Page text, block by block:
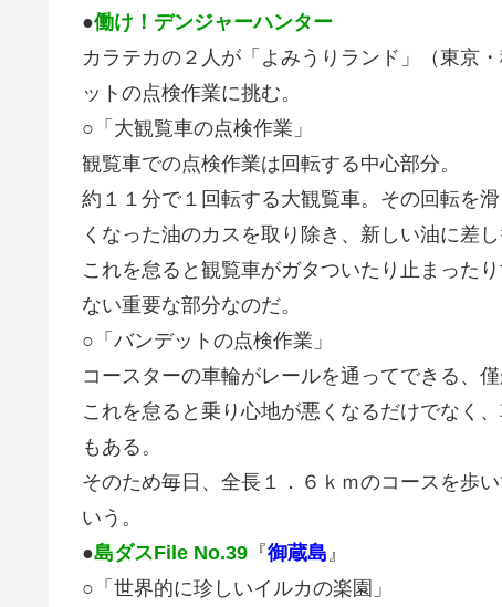
●働け！デンジャーハンター
カラテカの２人が「よみうりランド」（東京
ットの点検作業に挑む。
○「大観覧車の点検作業」
観覧車での点検作業は回転する中心部分。
約１１分で１回転する大観覧車。その回転を
くなった油のカスを取り除き、新しい油に差し
これを怠ると観覧車がガタついたり止まった
ない重要な部分なのだ。
○「バンデットの点検作業」
コースターの車輪がレールを通ってできる、
これを怠ると乗り心地が悪くなるだけでなく
もある。
そのため毎日、全長１．６ｋｍのコースを歩
いう。
●島ダスFile No.39 『御蔵島』
○「世界的に珍しいイルカの楽園」